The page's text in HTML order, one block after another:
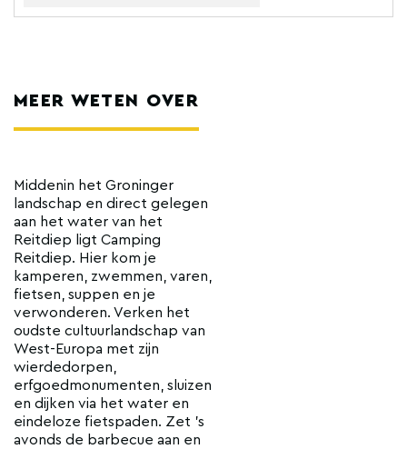
MEER WETEN OVER
Middenin het Groninger
landschap en direct gelegen
aan het water van het
Reitdiep ligt Camping
Reitdiep. Hier kom je
kamperen, zwemmen, varen,
fietsen, suppen en je
verwonderen. Verken het
oudste cultuurlandschap van
West-Europa met zijn
wierdedorpen,
erfgoedmonumenten, sluizen
en dijken via het water en
eindeloze fietspaden. Zet ’s
avonds de barbecue aan en